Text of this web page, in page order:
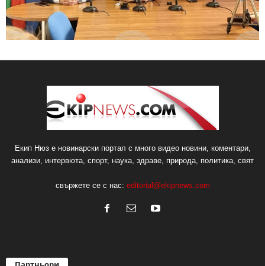
Екип Нюз е новинарски портал с много видео новини, коментари,
анализи, интервюта, спорт, наука, здраве, природа, политика, свят
свържете се с нас: editorial@ekipnews.com